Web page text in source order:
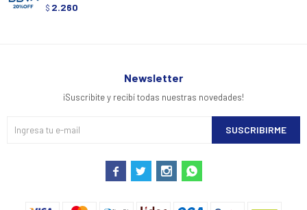
$ 2.260
Newsletter
¡Suscribite y recibí todas nuestras novedades!
SUSCRIBIRME
   